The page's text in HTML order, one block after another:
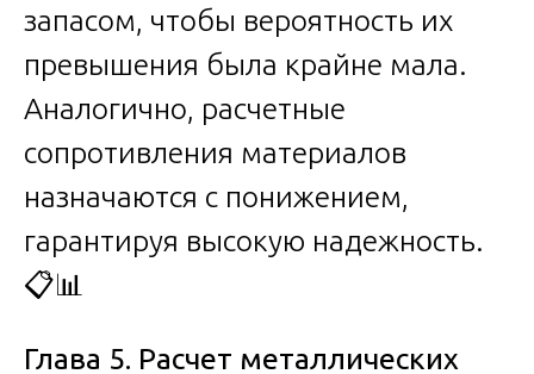
запасом, чтобы вероятность их
превышения была крайне мала.
Аналогично, расчетные
сопротивления материалов
назначаются с понижением,
гарантируя высокую надежность.
📋📊
Глава 5. Расчет металлических